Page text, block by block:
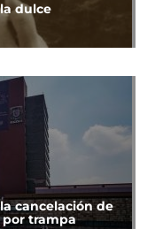
dulce
cancelación de
por trampa